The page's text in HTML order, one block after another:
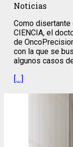
Noticias
Como disertante
CIENCIA, el
de
con la que se
algunos casos
[…]